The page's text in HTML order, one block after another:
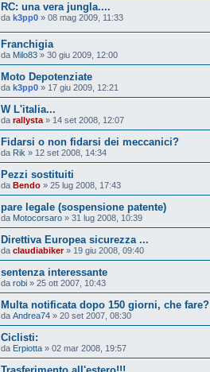
RC: una vera jungla....
da k3pp0 » 08 mag 2009, 11:33
Franchigia
da Milo83 » 30 giu 2009, 12:00
Moto Depotenziate
da k3pp0 » 17 giu 2009, 12:21
W L'italia...
da rallysta » 14 set 2008, 12:07
Fidarsi o non fidarsi dei meccanici?
da Rik » 12 set 2008, 14:34
Pezzi sostituiti
da Bendo » 25 lug 2008, 17:43
pare legale (sospensione patente)
da Motocorsaro » 31 lug 2008, 10:39
Direttiva Europea sicurezza ...
da claudiabiker» 19 giu 2008, 09:40
sentenza interessante
da robi » 25 ott 2007, 10:43
Multa notificata dopo 150 giorni, che fare?
da Andrea74 » 20 set 2007, 08:30
Ciclisti:
da Erpiotta » 02 mar 2008, 19:57